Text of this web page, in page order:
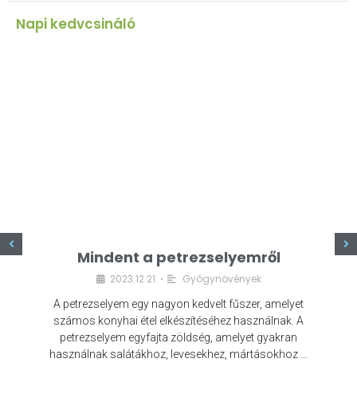
Napi kedvcsináló
Mindent a petrezselyemről
2023.12.21. • Gyógynövények
A petrezselyem egy nagyon kedvelt fűszer, amelyet
számos konyhai étel elkészítéséhez használnak. A
petrezselyem egyfajta zöldség, amelyet gyakran
használnak salátákhoz, levesekhez, mártásokhoz …